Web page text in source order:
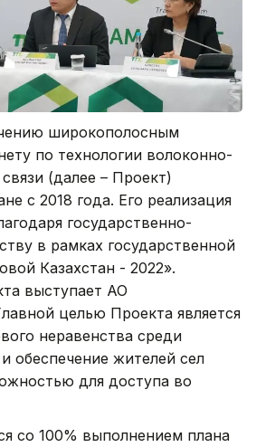
широкополосным
по технологии волоконно-
(далее – Проект)
с 2018 года. Его реализация
государственно-
в рамках государственной
Казахстан - 2022».
выступает АО
целью Проекта является
неравенства среди
обеспечение жителей сел
для доступа во
со 100% выполнением плана